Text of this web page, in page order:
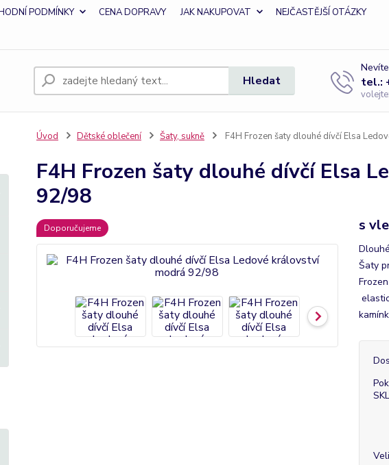
PODMÍNKY CENA DOPRAVY JAK NAKUPOVAT
NEJČASTĚJŠÍ OTÁZKY
Hledat tel.:
Úvod Dětské oblečení Šaty, sukně F4H Frozen šaty dlouhé dívčí Elsa
F4H Frozen šaty dlouhé dívčí Elsa
92/98
Doporučujeme s
Šaty